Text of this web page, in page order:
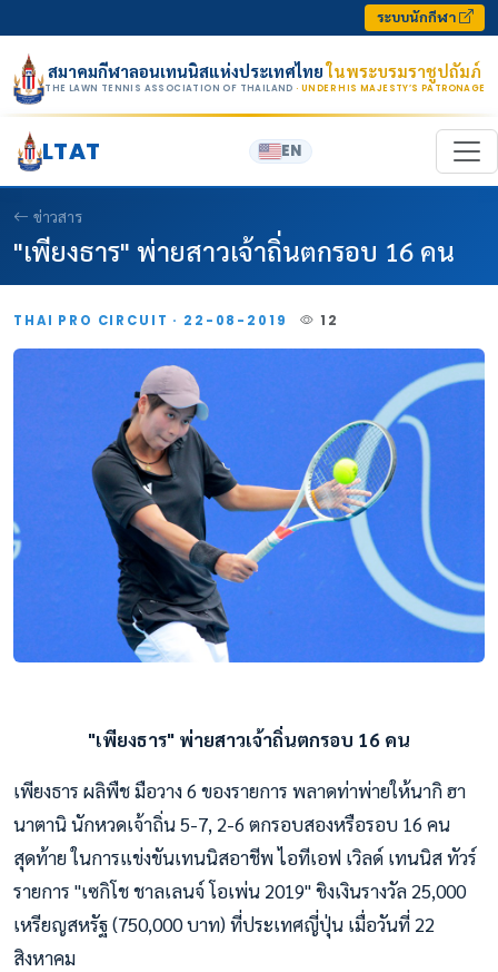
ระบบนักกีฬา
สมาคมกีฬาลอนเทนนิสแห่งประเทศไทยในพระบรมราชูปถัมภ์
THE LAWN TENNIS ASSOCIATION OF THAILAND · UNDER HIS MAJESTY’S PATRONAGE
LTAT EN
ข่าวสาร
"เพียงธาร" พ่ายสาวเจ้าถิ่นตกรอบ 16 คน
THAI PRO CIRCUIT · 22-08-2019 12
"เพียงธาร" พ่ายสาวเจ้าถิ่นตกรอบ 16 คน
เพียงธาร ผลิพืช มือวาง 6 ของรายการ พลาดท่าพ่ายให้นากิ ฮา
นาตานิ นักหวดเจ้าถิ่น 5-7, 2-6 ตกรอบสองหรือรอบ 16 คน
สุดท้าย ในการแข่งขันเทนนิสอาชีพ ไอทีเอฟ เวิลด์ เทนนิส ทัวร์
รายการ "เซกิโช ชาลเลนจ์ โอเพ่น 2019" ชิงเงินรางวัล 25,000
เหรียญสหรัฐ (750,000 บาท) ที่ประเทศญี่ปุ่น เมื่อวันที่ 22
สิงหาคม